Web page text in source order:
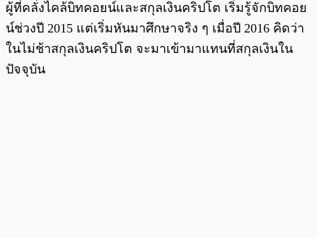
ผู้ที่คลั่งไคล้บิทคอยน์และสกุลเงินคริปโต เริ่มรู้จักบิทคอย
น์ช่วงปี 2015 แต่เริ่มหันมาศึกษาจริง ๆ เมื่อปี 2016 คิดว่า
ในไม่ช้าสกุลเงินคริปโต จะมาเข้ามาแทนที่สกุลเงินใน
ปัจจุบัน